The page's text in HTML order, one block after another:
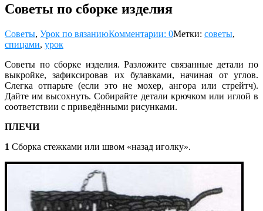
Советы по сборке изделия
Советы, Урок по вязаниюКомментарии: 0Метки: советы,
спицами, урок
Советы по сборке изделия. Разложите связанные детали по
выкройке, зафиксировав их булавками, начиная от углов.
Слегка отпарьте (если это не мохер, ангора или стрейтч).
Дайте им высохнуть. Собирайте детали крючком или иглой в
соответствии с приведёнными рисунками.
ПЛЕЧИ
1 Сборка стежками или швом «назад иголку».